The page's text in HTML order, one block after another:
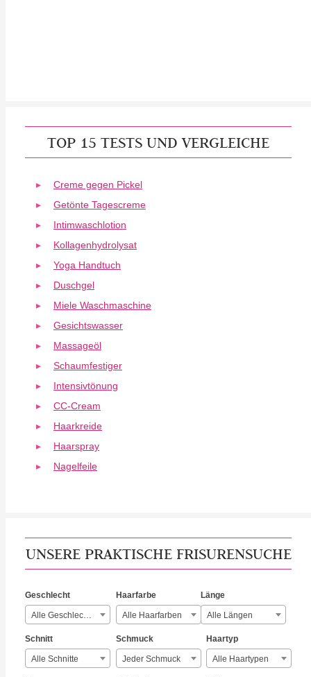
TOP 15 TESTS UND VERGLEICHE
Creme gegen Pickel
Getönte Tagescreme
Intimwaschlotion
Kollagenhydrolysat
Yoga Handtuch
Duschgel
Miele Waschmaschine
Gesichtswasser
Massageöl
Schaumfestiger
Intensivtönung
CC-Cream
Haarkreide
Haarspray
Nagelfeile
UNSERE PRAKTISCHE FRISURENSUCHE
Geschlecht
Alle Geschlechter
Haarfarbe
Alle Haarfarben
Länge
Alle Längen
Schnitt
Alle Schnitte
Schmuck
Jeder Schmuck
Haartyp
Alle Haartypen